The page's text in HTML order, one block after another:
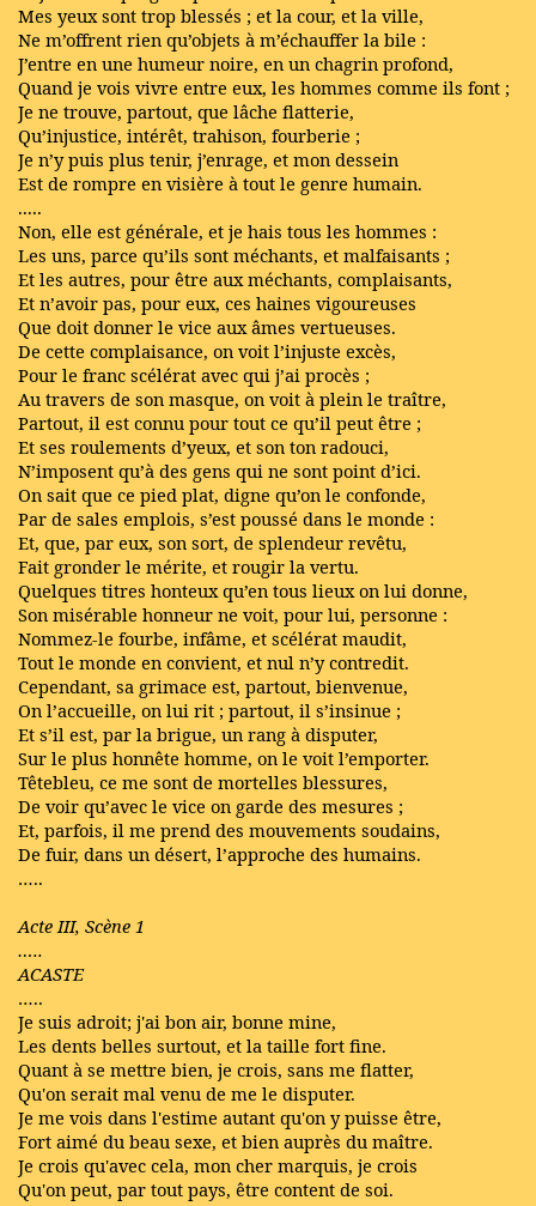
Mes yeux sont trop blessés ; et la cour, et la ville,
Ne m’offrent rien qu’objets à m’échauffer la bile :
J’entre en une humeur noire, en un chagrin profond,
Quand je vois vivre entre eux, les hommes comme ils font ;
Je ne trouve, partout, que lâche flatterie,
Qu’injustice, intérêt, trahison, fourberie ;
Je n’y puis plus tenir, j’enrage, et mon dessein
Est de rompre en visière à tout le genre humain.
.....
Non, elle est générale, et je hais tous les hommes :
Les uns, parce qu’ils sont méchants, et malfaisants ;
Et les autres, pour être aux méchants, complaisants,
Et n’avoir pas, pour eux, ces haines vigoureuses
Que doit donner le vice aux âmes vertueuses.
De cette complaisance, on voit l’injuste excès,
Pour le franc scélérat avec qui j’ai procès ;
Au travers de son masque, on voit à plein le traître,
Partout, il est connu pour tout ce qu’il peut être ;
Et ses roulements d’yeux, et son ton radouci,
N’imposent qu’à des gens qui ne sont point d’ici.
On sait que ce pied plat, digne qu’on le confonde,
Par de sales emplois, s’est poussé dans le monde :
Et, que, par eux, son sort, de splendeur revêtu,
Fait gronder le mérite, et rougir la vertu.
Quelques titres honteux qu’en tous lieux on lui donne,
Son misérable honneur ne voit, pour lui, personne :
Nommez-le fourbe, infâme, et scélérat maudit,
Tout le monde en convient, et nul n’y contredit.
Cependant, sa grimace est, partout, bienvenue,
On l’accueille, on lui rit ; partout, il s’insinue ;
Et s’il est, par la brigue, un rang à disputer,
Sur le plus honnête homme, on le voit l’emporter.
Têtebleu, ce me sont de mortelles blessures,
De voir qu’avec le vice on garde des mesures ;
Et, parfois, il me prend des mouvements soudains,
De fuir, dans un désert, l’approche des humains.
…..
Acte III, Scène 1
…..
ACASTE
…..
Je suis adroit; j'ai bon air, bonne mine,
Les dents belles surtout, et la taille fort fine.
Quant à se mettre bien, je crois, sans me flatter,
Qu'on serait mal venu de me le disputer.
Je me vois dans l'estime autant qu'on y puisse être,
Fort aimé du beau sexe, et bien auprès du maître.
Je crois qu'avec cela, mon cher marquis, je crois
Qu'on peut, par tout pays, être content de soi.